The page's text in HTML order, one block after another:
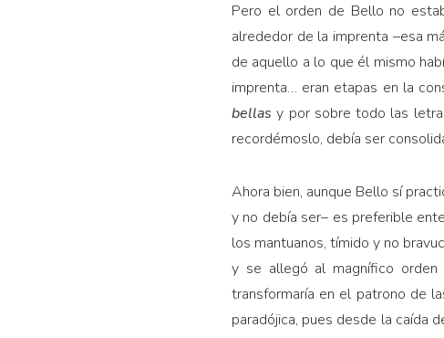
Pero el orden de Bello no
alrededor de la imprenta –esa
de aquello a lo que él mismo
imprenta… eran etapas en la
bellasy por sobre todo las
recordémoslo, debía ser
Ahora bien, aunque Bello sí
y no debía ser– es preferible
los mantuanos, tímido y no
y se allegó al magnífico
transformaría en el patrono de
paradójica, pues desde la caída